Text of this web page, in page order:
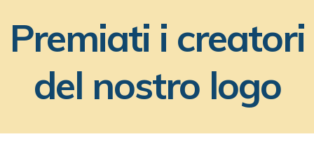
Premiati i creatori
del nostro logo